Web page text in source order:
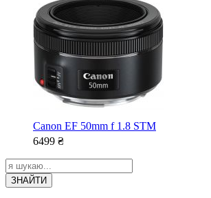
Canon EF 50mm f 1.8 STM
6499 ₴
ЗНАЙТИ